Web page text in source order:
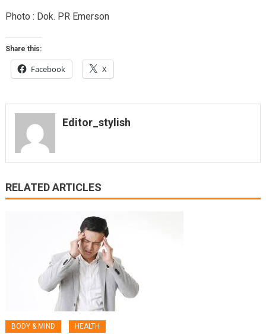
Photo : Dok. PR Emerson
Share this:
Facebook X
Editor_stylish
RELATED ARTICLES
BODY & MIND HEALTH